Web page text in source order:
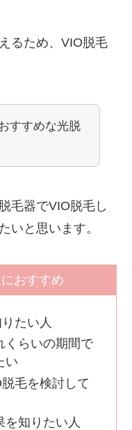
るため、VIO脱毛
すすめな光脱
毛器でVIO脱毛し
いと思います。
おすすめ
たい人
くらいの期間で
い
毛を検討して
を知りたい人